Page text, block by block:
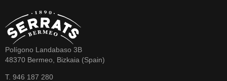
Polígono Landabaso 3B
48370 Bermeo, Bizkaia (Spain)
T. 946 187 280